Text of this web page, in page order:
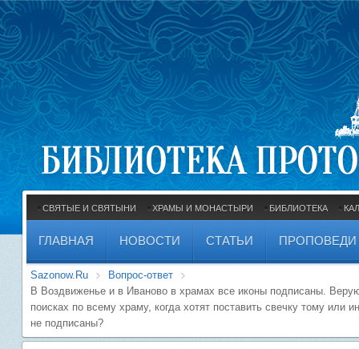
СВЯТЫЕ И СВЯТЫНИ ХРАМЫ И МОНАСТЫРИ БИБЛИОТЕКА
ГЛАВНАЯ НОВОСТИ СТАТЬИ ПРОПОВЕДИ
Sazonow.Ru
Вопрос-ответ
В Воздвиженье и в Иваново в храмах все иконы подписаны.
поисках по всему храму, когда хотят поставить свечку тому или
не подписаны?